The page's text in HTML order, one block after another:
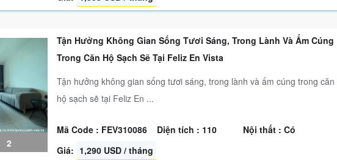
2
Tận Hưởng Không Gian Sống Tươi Sáng, Trong Lành Và Ấm Cúng
Trong Căn Hộ Sạch Sẽ Tại Feliz En Vista
Tận hưởng không gian sống tươi sáng, trong lành và ấm cúng trong căn
hộ sạch sẽ tại Feliz En ...
Mã Code : FEV310086 Diện tích : 110
Nội thất : Có
Giá: 1,290 USD / tháng